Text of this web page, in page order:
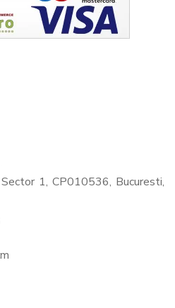
1, CP010536, Bucuresti,